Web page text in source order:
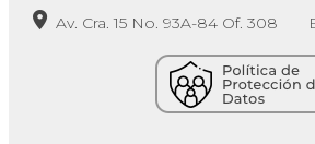
Av. Cra. 15 No. 93A-84 Of. 308